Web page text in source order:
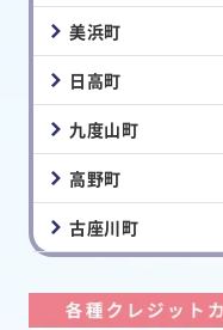
美浜町
日高町
九度山町
高野町
古座川町